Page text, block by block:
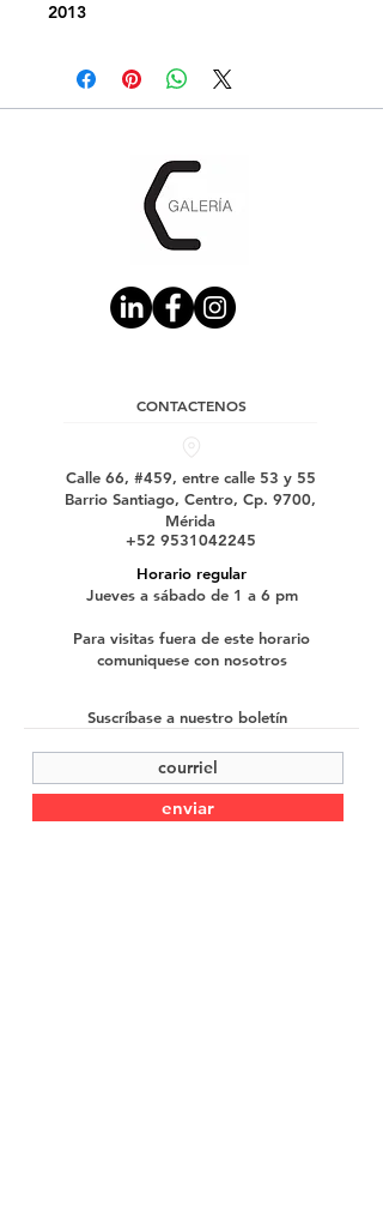
2013
CONTACTENOS
Calle 66, #459, entre calle 53 y 55
Barrio Santiago, Centro, Cp. 9700,
Mérida
+52 9531042245
Horario regular
Jueves a sábado de 1 a 6 pm
Para visitas fuera de este horario
comuniquese con nosotros
Suscríbase a nuestro boletín
enviar